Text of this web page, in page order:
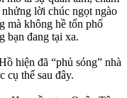
lời chúc ngọt ngào
mà không hề tốn phổ
bạn đang tại xa.
hiện đã “phủ sóng” nhà
cụ thể sau đây.